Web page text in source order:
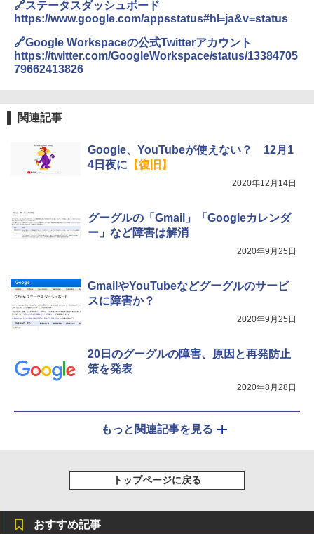
🔗ステータスダッシュボード
https://www.google.com/appsstatus#hl=ja&v=status
🔗Google Workspaceの公式Twitterアカウント
https://twitter.com/GoogleWorkspace/status/13384705
79662413826
関連記事
Google、YouTubeが使えない？ 12月1
4日夜に 【復旧】
2020年12月14日
グーグルの「Gmail」「Googleカレンダ
ー」など障害は解消
2020年9月25日
GmailやYouTubeなどグーグルのサービ
スに障害か？
2020年9月25日
20日のグーグルの障害、原因と再発防止
策を発表
2020年8月28日
もっと関連記事を見る
トップページに戻る
おすすめ記事